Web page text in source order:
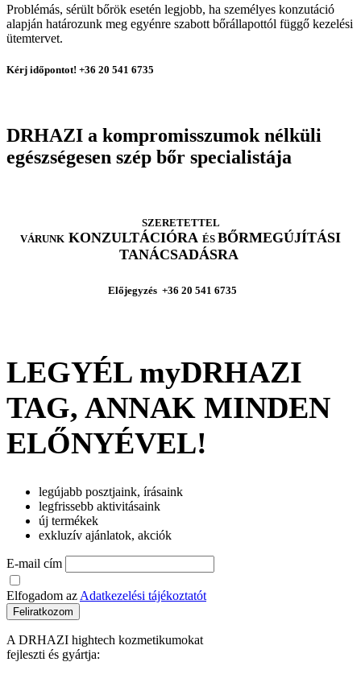
Problémás, sérült bőrök esetén legjobb, ha személyes konzutáció
alapján határozunk meg egyénre szabott bőrállapottól függő kezelési
ütemtervet.
Kérj időpontot! +36 20 541 6735
DRHAZI a kompromisszumok nélküli
egészségesen szép bőr specialistája
SZERETETTEL
VÁRUNK KONZULTÁCIÓRA ÉS BŐRMEGÚJÍTÁSI
TANÁCSADÁSRA
Előjegyzés +36 20 541 6735
LEGYÉL myDRHAZI
TAG, ANNAK MINDEN
ELŐNYÉVEL!
legújabb posztjaink, írásaink
legfrissebb aktivitásaink
új termékek
exkluzív ajánlatok, akciók
E-mail cím
Elfogadom az Adatkezelési tájékoztatót
Feliratkozom
A DRHAZI hightech kozmetikumokat
fejleszti és gyártja: